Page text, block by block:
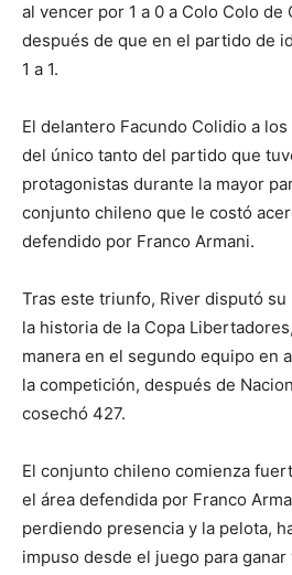
lo
que
se
ve…
al vencer por 1 a 0 a Colo Colo de
después de que en el partido de
1 a 1.
El delantero Facundo Colidio a
del único tanto del partido que
protagonistas durante la mayor
conjunto chileno que le costó
defendido por Franco Armani.
Tras este triunfo, River disputó
la historia de la Copa
manera en el segundo equipo en
la competición, después de
cosechó 427.
El conjunto chileno comienza
el área defendida por Franco
perdiendo presencia y la pelota,
impuso desde el juego para